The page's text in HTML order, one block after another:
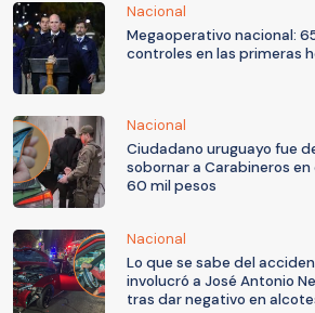
Nacional
Megaoperativo nacional:
controles en las primeras
Nacional
Ciudadano uruguayo fue
sobornar a Carabineros
60 mil pesos
Nacional
Lo que se sabe del
involucró a José Antonio
tras dar negativo en